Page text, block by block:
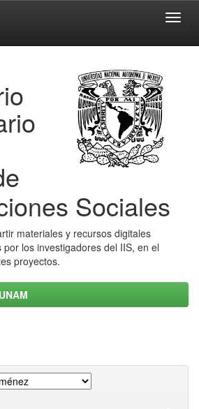
Sociales
materiales y recursos digitales
los investigadores del IIS, en el
proyectos.